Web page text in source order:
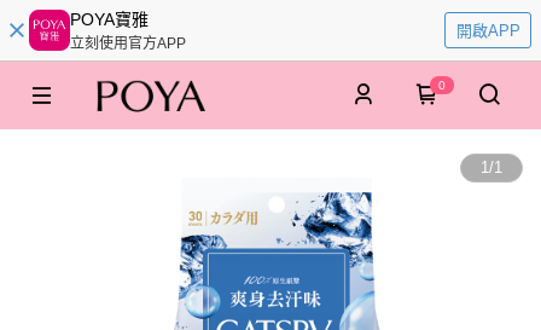
POYA寶雅
立刻使用官方APP
開啟APP
0
1/1